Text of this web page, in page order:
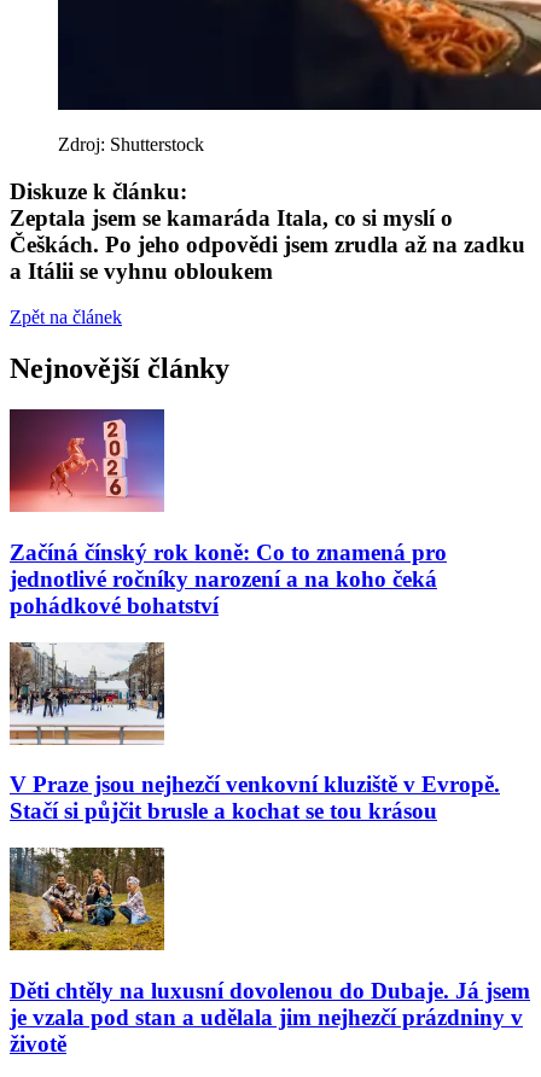
Zdroj: Shutterstock
Diskuze k článku:
Zeptala jsem se kamaráda Itala, co si myslí o
Češkách. Po jeho odpovědi jsem zrudla až na zadku
a Itálii se vyhnu obloukem
Zpět na článek
Nejnovější články
Začíná čínský rok koně: Co to znamená pro
jednotlivé ročníky narození a na koho čeká
pohádkové bohatství
V Praze jsou nejhezčí venkovní kluziště v Evropě.
Stačí si půjčit brusle a kochat se tou krásou
Děti chtěly na luxusní dovolenou do Dubaje. Já jsem
je vzala pod stan a udělala jim nejhezčí prázdniny v
životě